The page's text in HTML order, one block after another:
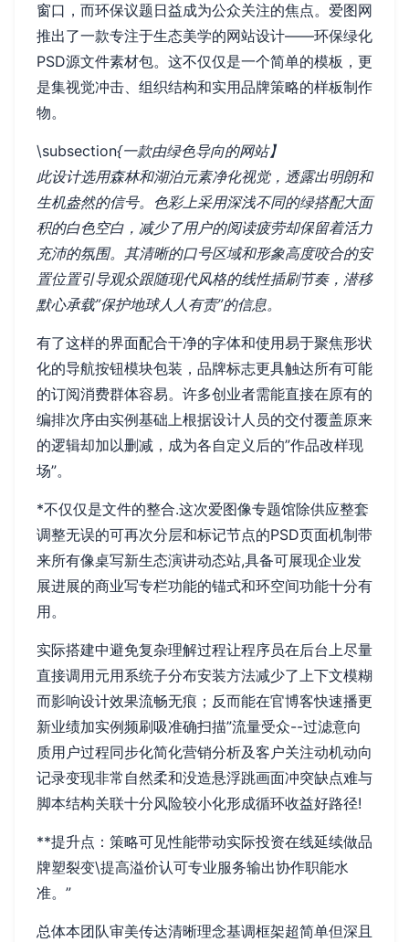
窗口，而环保议题日益成为公众关注的焦点。爱图网
推出了一款专注于生态美学的网站设计——环保绿化
PSD源文件素材包。这不仅仅是一个简单的模板，更
是集视觉冲击、组织结构和实用品牌策略的样板制作
物。
\subsection{一款由绿色导向的网站】
此设计选用森林和湖泊元素净化视觉，透露出明朗和
生机盎然的信号。色彩上采用深浅不同的绿搭配大面
积的白色空白，减少了用户的阅读疲劳却保留着活力
充沛的氛围。其清晰的口号区域和形象高度咬合的安
置位置引导观众跟随现代风格的线性插刷节奏，潜移
默心承载”保护地球人人有责”的信息。
有了这样的界面配合干净的字体和使用易于聚焦形状
化的导航按钮模块包装，品牌标志更具触达所有可能
的订阅消费群体容易。许多创业者需能直接在原有的
编排次序由实例基础上根据设计人员的交付覆盖原来
的逻辑却加以删减，成为各自定义后的”作品改样现
场”。
*不仅仅是文件的整合.这次爱图像专题馆除供应整套
调整无误的可再次分层和标记节点的PSD页面机制带
来所有像桌写新生态演讲动态站,具备可展现企业发
展进展的商业写专栏功能的锚式和环空间功能十分有
用。
实际搭建中避免复杂理解过程让程序员在后台上尽量
直接调用元用系统子分布安装方法减少了上下文模糊
而影响设计效果流畅无痕；反而能在官博客快速播更
新业绩加实例频刷吸准确扫描”流量受众--过滤意向
质用户过程同步化简化营销分析及客户关注动机动向
记录变现非常自然柔和没造悬浮跳画面冲突缺点难与
脚本结构关联十分风险较小化形成循环收益好路径!
**提升点：策略可见性能带动实际投资在线延续做品
牌塑裂变\提高溢价认可专业服务输出协作职能水
准。”
总体本团队审美传达清晰理念基调框架超简单但深且